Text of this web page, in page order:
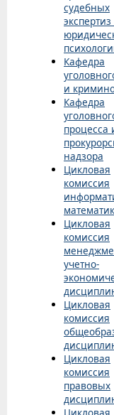
судебных
экспертиз
Кафедра
и
Кафедра
процесса
надзора
Цикловая
комиссия
Цикловая
комиссия
учетно-
Цикловая
комиссия
Цикловая
комиссия
правовых